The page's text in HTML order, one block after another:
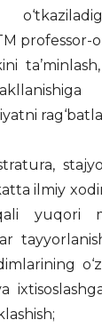
professor-
ilmiy
yuqori